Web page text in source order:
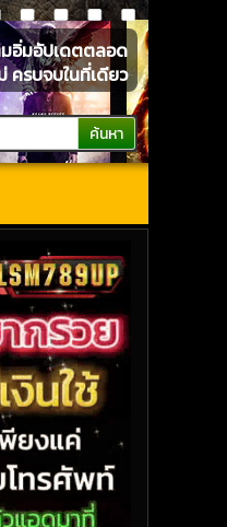
มอิ่มอัปเดตตลอด
ครบจบในที่เดียว
ค้นหา